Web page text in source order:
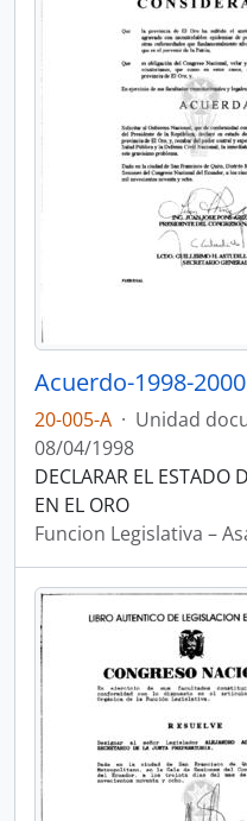
Acuerdo-1998-2000
20-005-A · Unidad
08/04/1998
DECLARAR EL ESTADO
EN EL ORO
Funcion Legislativa –